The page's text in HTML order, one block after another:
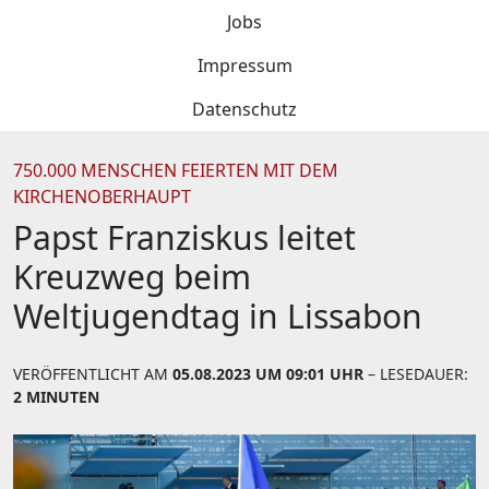
Jobs
Impressum
Datenschutz
750.000 MENSCHEN FEIERTEN MIT DEM
KIRCHENOBERHAUPT
Papst Franziskus leitet
Kreuzweg beim
Weltjugendtag in Lissabon
VERÖFFENTLICHT AM 05.08.2023 UM 09:01 UHR – LESEDAUER:
2 MINUTEN